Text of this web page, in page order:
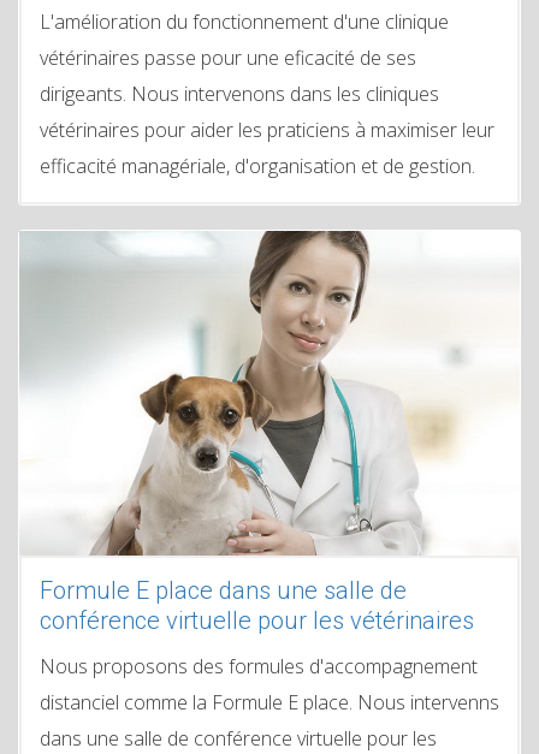
L'amélioration du fonctionnement d'une clinique
vétérinaires passe pour une eficacité de ses
dirigeants. Nous intervenons dans les cliniques
vétérinaires pour aider les praticiens à maximiser leur
efficacité managériale, d'organisation et de gestion.
Formule E place dans une salle de
conférence virtuelle pour les vétérinaires
Nous proposons des formules d'accompagnement
distanciel comme la Formule E place. Nous intervenns
dans une salle de conférence virtuelle pour les